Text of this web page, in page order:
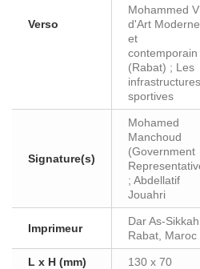
Verso
Mohammed
d'Art Moderne
et
contemporain
(Rabat) ; Les
infrastructures
sportives
Signature(s)
Mohamed
Manchoud
(Government
; Abdellatif
Jouahri
Imprimeur
Dar As-Sikkah,
Rabat, Maroc
L x H (mm) 130 x 70